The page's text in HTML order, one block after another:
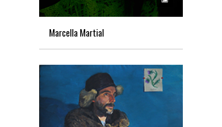
Marcella Martial